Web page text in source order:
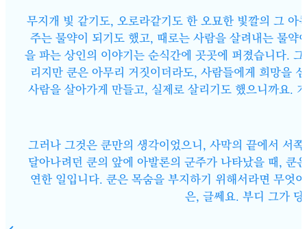
무지개 빛 같기도, 오로라같기도 한 오묘한 빛깔의 그 아
주는 물약이 되기도 했고, 때로는 사람을 살려내는 물약
을 파는 상인의 이야기는 순식간에 곳곳에 퍼졌습니다.
리지만 쿤은 아무리 거짓이더라도, 사람들에게 희망을
사람을 살아가게 만들고, 실제로 살리기도 했으니까요.
그러나 그것은 쿤만의 생각이었으니, 사막의 끝에서 서
달아나려던 쿤의 앞에 아발론의 군주가 나타났을 때, 쿤
연한 일입니다. 쿤은 목숨을 부지하기 위해서라면 무엇
은, 글쎄요. 부디 그가